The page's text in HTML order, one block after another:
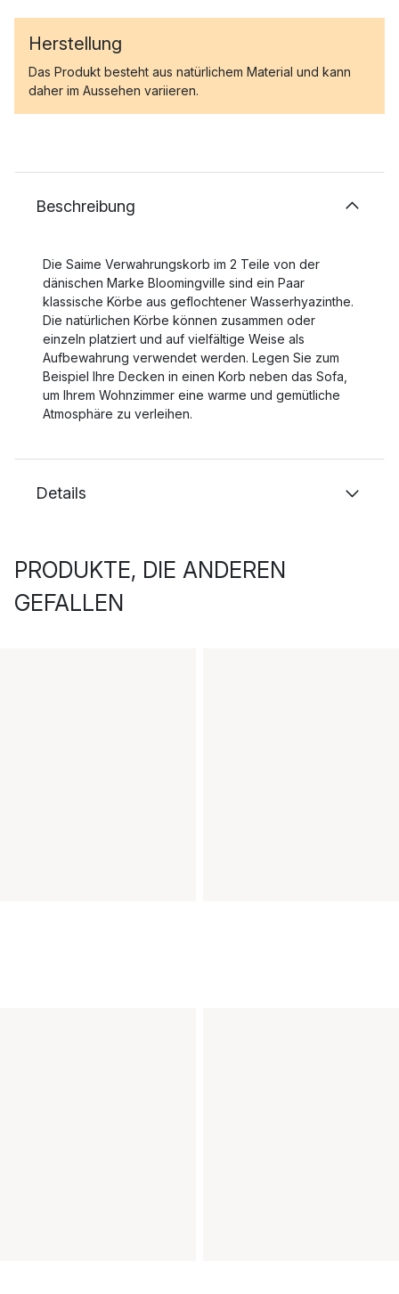
Herstellung
Das Produkt besteht aus natürlichem Material und kann
daher im Aussehen variieren.
Beschreibung
Die Saime Verwahrungskorb im 2 Teile von der
dänischen Marke Bloomingville sind ein Paar
klassische Körbe aus geflochtener Wasserhyazinthe.
Die natürlichen Körbe können zusammen oder
einzeln platziert und auf vielfältige Weise als
Aufbewahrung verwendet werden. Legen Sie zum
Beispiel Ihre Decken in einen Korb neben das Sofa,
um Ihrem Wohnzimmer eine warme und gemütliche
Atmosphäre zu verleihen.
Details
PRODUKTE, DIE ANDEREN
GEFALLEN